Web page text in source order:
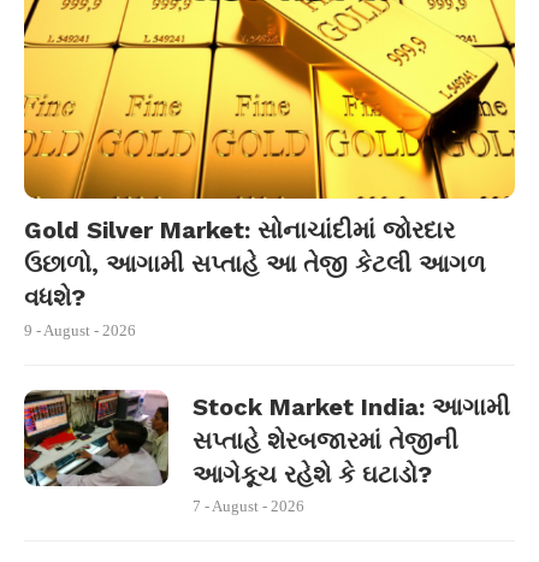
Gold Silver Market: સોનાચાંદીમાં જોરદાર
ઉછાળો, આગામી સપ્તાહે આ તેજી કેટલી આગળ
વધશે?
9 - August - 2026
Stock Market India: આગામી
સપ્તાહે શેરબજારમાં તેજીની
આગેકૂચ રહેશે કે ઘટાડો?
7 - August - 2026